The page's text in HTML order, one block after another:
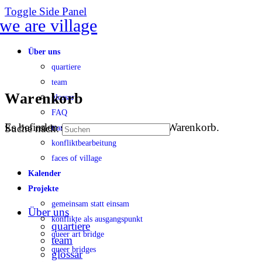
Toggle Side Panel
Über uns
quartiere
team
glossar
FAQ
transparenz
konfliktbearbeitung
faces of village
Kalender
Projekte
gemeinsam statt einsam
konflikte als ausgangspunkt
queer art bridge
queer bridges
Warenkorb
Es befinden sich keine Produkte im Warenkorb.
Suche nach:
Über uns
quartiere
team
glossar